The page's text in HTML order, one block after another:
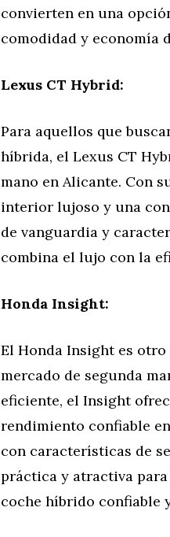
convierten en una
comodidad y economía
Lexus CT Hybrid:
Para aquellos que
híbrida, el Lexus CT
mano en Alicante. Con
interior lujoso y una
de vanguardia y
combina el lujo con la
Honda Insight:
El Honda Insight es
mercado de segunda
eficiente, el Insight
rendimiento confiable
con características de
práctica y atractiva
coche híbrido confiable